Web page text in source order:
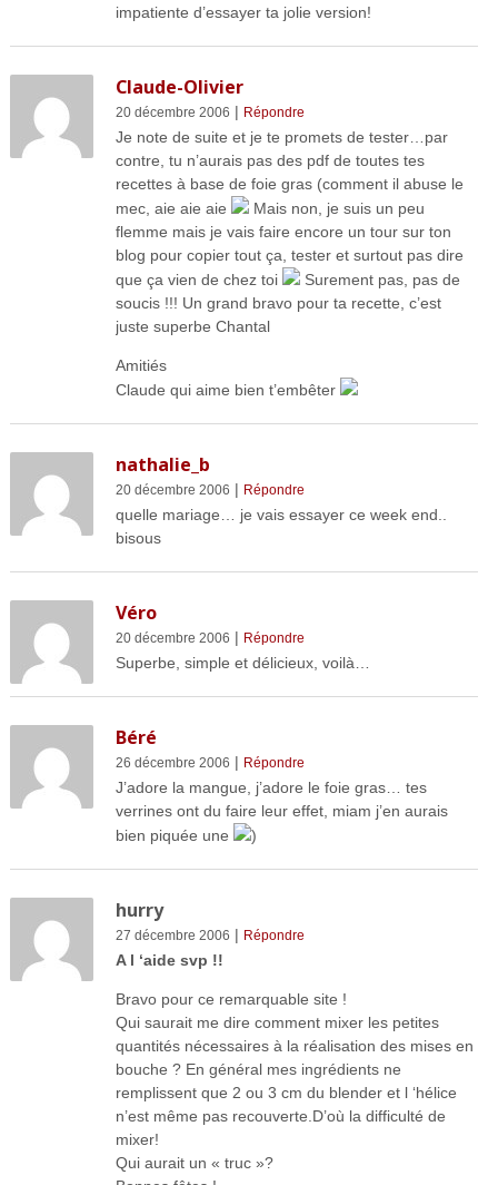
impatiente d’essayer ta jolie version!
Claude-Olivier
20 décembre 2006 | Répondre
Je note de suite et je te promets de tester…par
contre, tu n’aurais pas des pdf de toutes tes
recettes à base de foie gras (comment il abuse le
mec, aie aie aie
Mais non, je suis un peu
flemme mais je vais faire encore un tour sur ton
blog pour copier tout ça, tester et surtout pas dire
que ça vien de chez toi
Surement pas, pas de
soucis !!! Un grand bravo pour ta recette, c’est
juste superbe Chantal
Amitiés
Claude qui aime bien t’embêter
nathalie_b
20 décembre 2006 | Répondre
quelle mariage… je vais essayer ce week end..
bisous
Véro
20 décembre 2006 | Répondre
Superbe, simple et délicieux, voilà…
Béré
26 décembre 2006 | Répondre
J’adore la mangue, j’adore le foie gras… tes
verrines ont du faire leur effet, miam j’en aurais
bien piquée une
)
hurry
27 décembre 2006 | Répondre
A l ‘aide svp !!
Bravo pour ce remarquable site !
Qui saurait me dire comment mixer les petites
quantités nécessaires à la réalisation des mises en
bouche ? En général mes ingrédients ne
remplissent que 2 ou 3 cm du blender et l ‘hélice
n’est même pas recouverte.D’où la difficulté de
mixer!
Qui aurait un « truc »?